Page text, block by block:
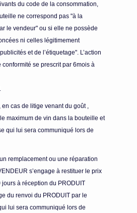
du code de la consommation,
ne correspond pas "à la
le vendeur" ou si elle ne possède
ni celles légitimement
et de l’étiquetage". L’action
conformité se prescrit par 6mois à
cas de litige venant du goût ,
maximum de vin dans la bouteille et
qui lui sera communiqué lors de
remplacement ou une réparation
s’engage à restituer le prix
à réception du PRODUIT
du renvoi du PRODUIT par le
lui sera communiqué lors de